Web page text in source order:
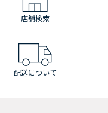
店舗検索
配送について